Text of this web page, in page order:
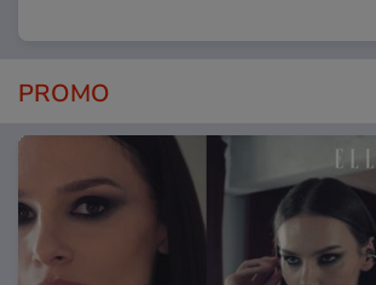
PROMO